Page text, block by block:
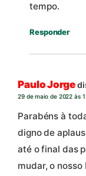
tempo.
Responder
Paulo Jorge
29 de maio de 2022 às
Parabéns à
digno de
até o final das
mudar, o